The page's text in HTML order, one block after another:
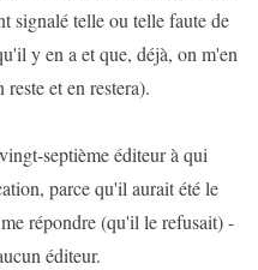
signalé telle ou telle faute de
y en a et que, déjà, on m'en
et en restera).
septième éditeur à qui
parce qu'il aurait été le
répondre (qu'il le refusait) -
éditeur.